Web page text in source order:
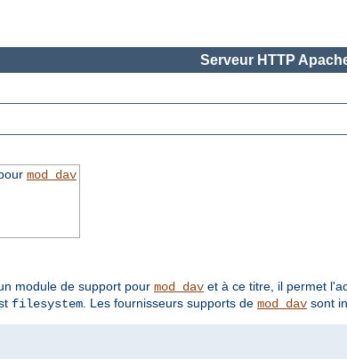
Serveur HTTP
mod_dav
module de support pour mod_dav et à ce titre, il permet
filesystem. Les fournisseurs supports de mod_dav sont